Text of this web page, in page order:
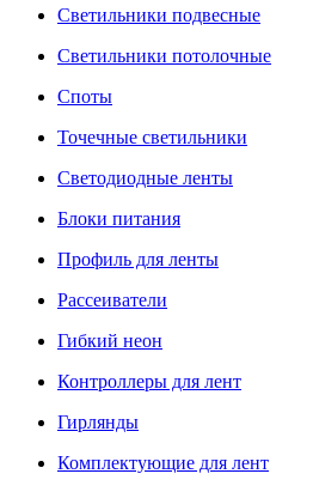
Светильники подвесные
Светильники потолочные
Споты
Точечные светильники
Светодиодные ленты
Блоки питания
Профиль для ленты
Рассеиватели
Гибкий неон
Контроллеры для лент
Гирлянды
Комплектующие для лент